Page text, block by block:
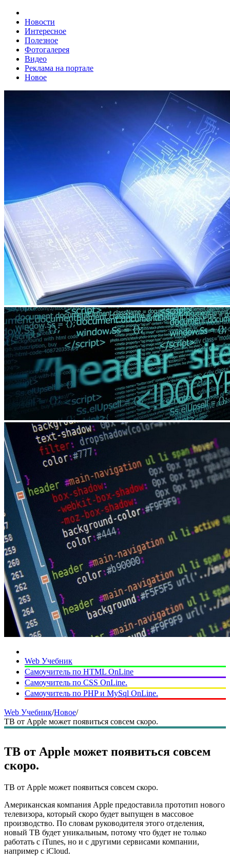
Новости
Интересное
Полезное
Фотогалерея
Видео
Реклама на портале
Новое
Web Учебник
Самоучитель по HTML OnLine
Самоучитель по CSS OnLine.
Самоучитель по PHP и MySql OnLine.
Web Учебник/Новое/
ТВ от Apple может появиться совсем скоро.
ТВ от Apple может появиться совсем
скоро.
ТВ от Apple может появиться совсем скоро.
Американская компания Apple предоставила прототип нового
телевизора, который скоро будет выпущен в массовое
производство. По словам руководителя этого отделения,
новый ТВ будет уникальным, потому что будет не только
работать с iTunes, но и с другими сервисами компании,
например с iCloud.